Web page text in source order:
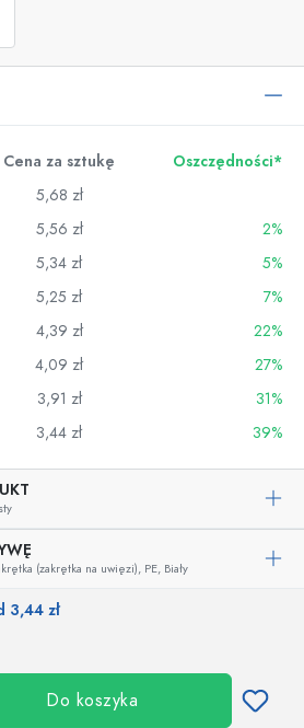
Cena za sztukę
Oszczędności*
5,68 zł
5,56 zł
2%
5,34 zł
5%
5,25 zł
7%
4,39 zł
22%
4,09 zł
27%
3,91 zł
31%
3,44 zł 39%
(zakrętka na uwięzi), PE, Biały
3,44 zł
Do koszyka